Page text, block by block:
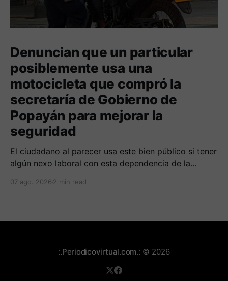
Denuncian que un particular
posiblemente usa una
motocicleta que compró la
secretaría de Gobierno de
Popayán para mejorar la
seguridad
El ciudadano al parecer usa este bien público si tener
algún nexo laboral con esta dependencia de la
municipales frente al tema.
07 ago. 2026 2 min read
:.Periodicovirtual.com.: © 2026